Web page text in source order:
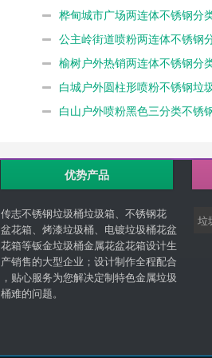
桦甸城市广场两连体不锈钢分
公主岭街道喷粉两连体不锈钢
榆树户外热销两连体不锈钢分
白城户外圆柱形喷粉不锈钢垃
白山户外喷粉黑色三分类不锈
优势产品
传志不锈钢垃圾桶垃圾箱、不锈钢花
盆花箱、烤漆垃圾桶、电镀垃圾桶花盆
花箱等钣金垃圾桶金属花盆花箱设计生
产销售的大型企业；设计制作全程配合
，贴心服务为您解决定制特色金属垃圾
桶难的问题。
垃